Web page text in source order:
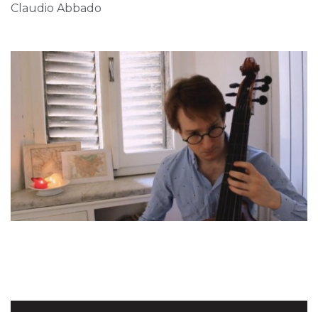
Claudio Abbado